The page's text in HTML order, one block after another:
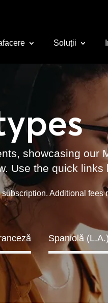
Soluții
showcasing our
Use the quick
Additional fees
Spaniolă (L.A.)